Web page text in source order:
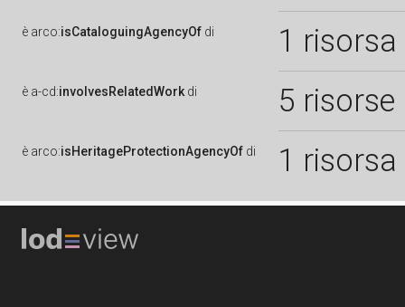
è arco:isCataloguingAgencyOf di 1 risorsa
è a-cd:involvesRelatedWork di 5 risorse
è arco:isHeritageProtectionAgencyOf di 1 risorsa